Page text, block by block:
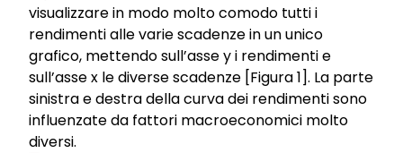
visualizzare in modo molto comodo tutti i
rendimenti alle varie scadenze in un unico
grafico, mettendo sull’asse y i rendimenti e
sull’asse x le diverse scadenze [Figura 1]. La parte
sinistra e destra della curva dei rendimenti sono
influenzate da fattori macroeconomici molto
diversi.